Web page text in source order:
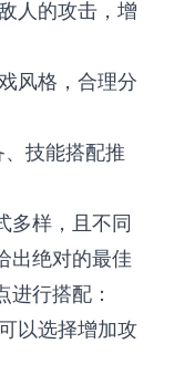
人的攻击，增
风格，合理分
技能搭配推
多样，且不同
出绝对的最佳
行搭配：
以选择增加攻